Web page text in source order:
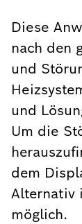
Diese
nach den
und
und
Um die
dem
Alternativ
möglich.